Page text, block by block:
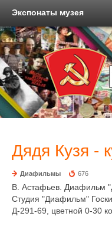
Экспонаты музея
Дядя Кузя -
Диафильмы 676
В. Астафьев. Диафильм
Студия "Диафильм"
Д-291-69, цветной 0-30